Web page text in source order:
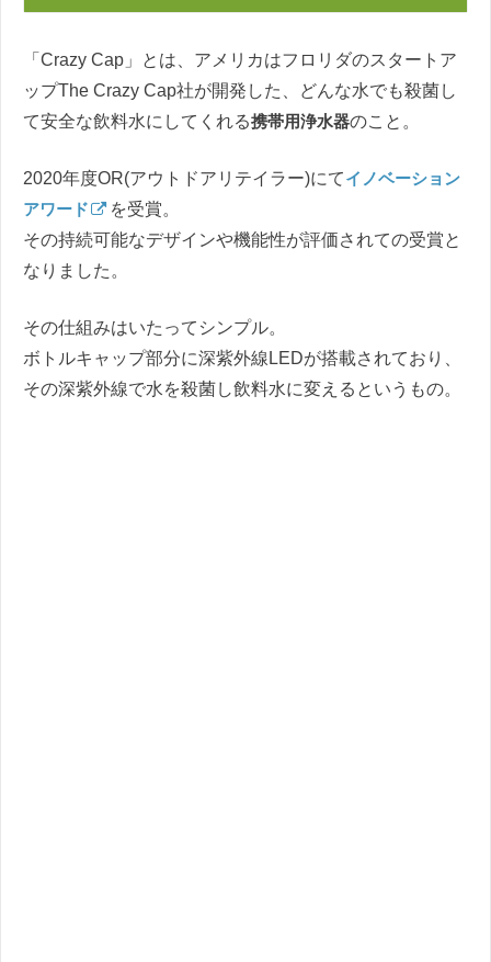
「Crazy Cap」とは、アメリカはフロリダのスタートア
ップThe Crazy Cap社が開発した、どんな水でも殺菌し
て安全な飲料水にしてくれる携帯用浄水器のこと。
2020年度OR(アウトドアリテイラー)にてイノベーション
アワード
を受賞。
その持続可能なデザインや機能性が評価されての受賞と
なりました。
その仕組みはいたってシンプル。
ボトルキャップ部分に深紫外線LEDが搭載されており、
その深紫外線で水を殺菌し飲料水に変えるというもの。